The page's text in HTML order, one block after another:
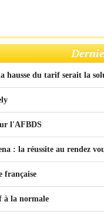
hausse du tarif serait la
l'AFBDS
: la réussite au rendez
française
à la normale